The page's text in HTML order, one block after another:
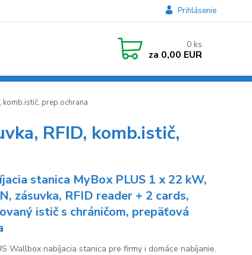
Prihlásenie
0 ks
za 0,00 EUR
komb.istič, prep.ochrana
RFID, komb.istič,
stanica MyBox PLUS 1 x 22 kW,
zásuvka, RFID reader + 2 cards,
istič s chráničom, prepäťová
Wallbox nabíjacia stanica pre firmy i domáce nabíjanie.